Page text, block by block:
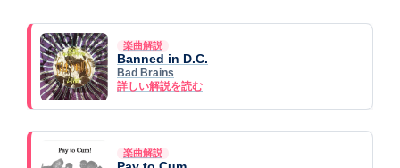
楽曲解説
Banned in D.C.
Bad Brains
詳しい解説を読む
楽曲解説